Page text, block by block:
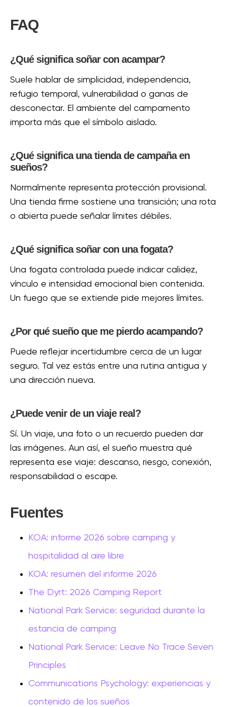
FAQ
¿Qué significa soñar con acampar?
Suele hablar de simplicidad, independencia,
refugio temporal, vulnerabilidad o ganas de
desconectar. El ambiente del campamento
importa más que el símbolo aislado.
¿Qué significa una tienda de campaña en
sueños?
Normalmente representa protección provisional.
Una tienda firme sostiene una transición; una rota
o abierta puede señalar límites débiles.
¿Qué significa soñar con una fogata?
Una fogata controlada puede indicar calidez,
vínculo e intensidad emocional bien contenida.
Un fuego que se extiende pide mejores límites.
¿Por qué sueño que me pierdo acampando?
Puede reflejar incertidumbre cerca de un lugar
seguro. Tal vez estás entre una rutina antigua y
una dirección nueva.
¿Puede venir de un viaje real?
Sí. Un viaje, una foto o un recuerdo pueden dar
las imágenes. Aun así, el sueño muestra qué
representa ese viaje: descanso, riesgo, conexión,
responsabilidad o escape.
Fuentes
KOA: informe 2026 sobre camping y
hospitalidad al aire libre
KOA: resumen del informe 2026
The Dyrt: 2026 Camping Report
National Park Service: seguridad durante la
estancia de camping
National Park Service: Leave No Trace Seven
Principles
Communications Psychology: experiencias y
contenido de los sueños